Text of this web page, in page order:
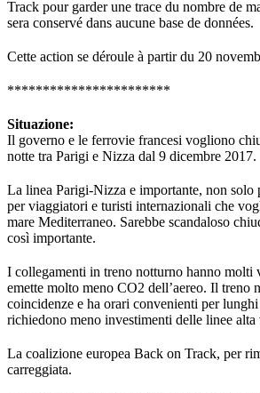
Track pour garder une trace du nombre de
sera conservé dans aucune base de données.
Cette action se déroule à partir du 20
***********************
Situazione:
Il governo e le ferrovie francesi vogliono
notte tra Parigi e Nizza dal 9 dicembre 2017.
La linea Parigi-Nizza e importante, non solo
per viaggiatori e turisti internazionali che
mare Mediterraneo. Sarebbe scandaloso
così importante.
I collegamenti in treno notturno hanno molti
emette molto meno CO2 dell’aereo. Il treno
coincidenze e ha orari convenienti per
richiedono meno investimenti delle linee alta
La coalizione europea Back on Track, per
carreggiata.